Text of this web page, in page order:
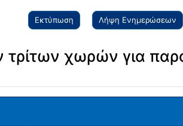
Εκτύπωση Λήψη Ενημερώσεων
τρίτων χωρών για